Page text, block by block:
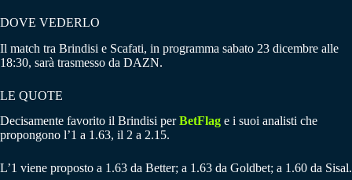
DOVE VEDERLO
Il match tra Brindisi e Scafati, in programma sabato 23 dicembre alle
18:30, sarà trasmesso da DAZN.
LE QUOTE
Decisamente favorito il Brindisi perBetFlag e i suoi analisti che
propongono l’1 a 1.63, il 2 a 2.15.
L’1 viene proposto a 1.63 da Better; a 1.63 da Goldbet; a 1.60 da Sisal.